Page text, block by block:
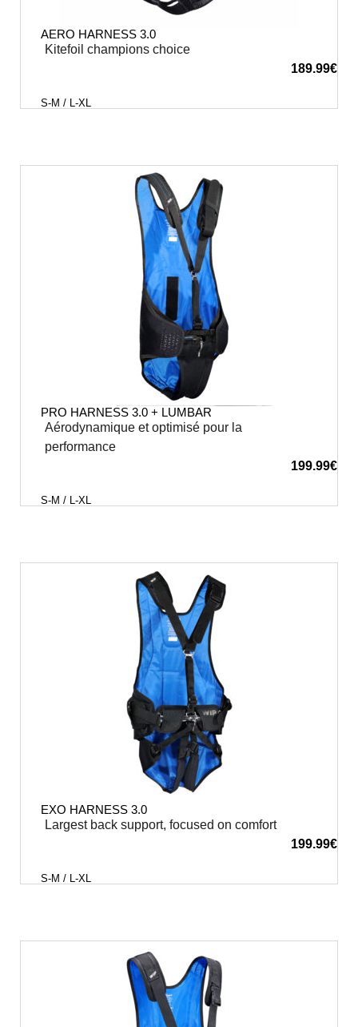
AERO HARNESS 3.0
Kitefoil champions choice
189.99€
S-M / L-XL
PRO HARNESS 3.0 + LUMBAR
Aérodynamique et optimisé pour la
performance
199.99€
S-M / L-XL
EXO HARNESS 3.0
Largest back support, focused on comfort
199.99€
S-M / L-XL